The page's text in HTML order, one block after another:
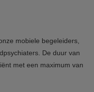
mobiele begeleiders,
De duur van
met een maximum van